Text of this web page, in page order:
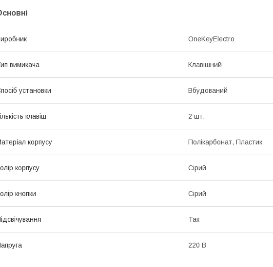
OneKeyElectro
вимикача Клавішний
установки Вбудований
клавіш 2 шт.
корпусу Полікарбонат, Пластик
корпусу Сірий
кнопки Сірий
Так
220 В